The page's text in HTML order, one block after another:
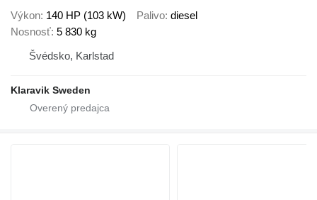
Výkon 140 HP (103 kW) Palivo diesel
Nosnosť 5 830 kg
Švédsko, Karlstad
Klaravik Sweden